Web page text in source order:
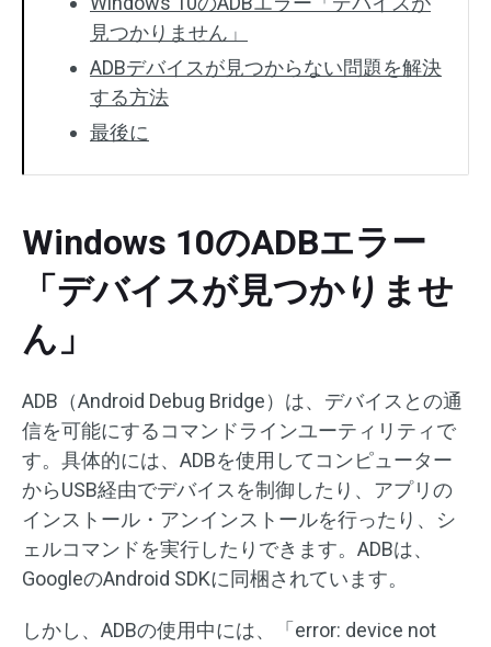
見つかりません」
ADBデバイスが見つからない問題を解決
する方法
最後に
Windows 10のADBエラー
「デバイスが見つかりませ
ん」
ADB（Android Debug Bridge）は、デバイスとの通
信を可能にするコマンドラインユーティリティで
す。具体的には、ADBを使用してコンピューター
からUSB経由でデバイスを制御したり、アプリの
インストール・アンインストールを行ったり、シ
ェルコマンドを実行したりできます。ADBは、
GoogleのAndroid SDKに同梱されています。
しかし、ADBの使用中には、「error: device not